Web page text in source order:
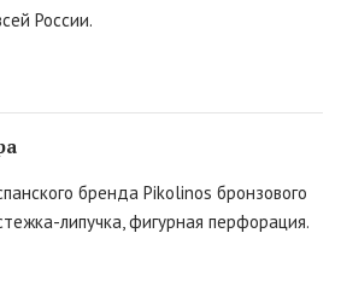
России.
бренда Pikolinos бронзового
липучка, фигурная перфорация.